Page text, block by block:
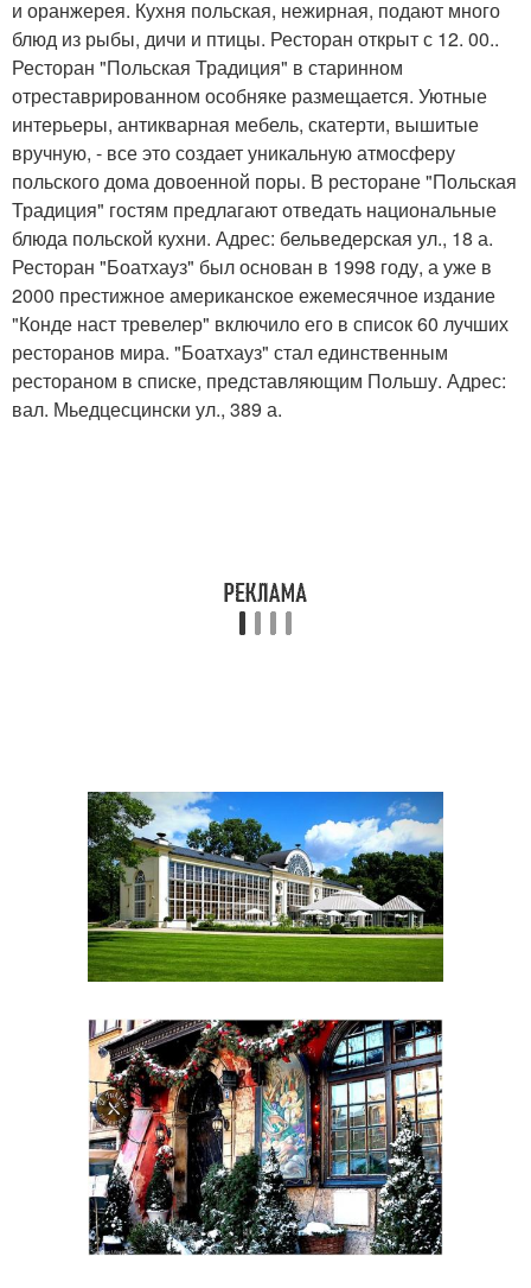
и оранжерея. Кухня польская, нежирная, подают много
блюд из рыбы, дичи и птицы. Ресторан открыт с 12. 00..
Ресторан "Польская Традиция" в старинном
отреставрированном особняке размещается. Уютные
интерьеры, антикварная мебель, скатерти, вышитые
вручную, - все это создает уникальную атмосферу
польского дома довоенной поры. В ресторане "Польская
Традиция" гостям предлагают отведать национальные
блюда польской кухни. Адрес: бельведерская ул., 18 а.
Ресторан "Боатхауз" был основан в 1998 году, а уже в
2000 престижное американское ежемесячное издание
"Конде наст тревелер" включило его в список 60 лучших
ресторанов мира. "Боатхауз" стал единственным
рестораном в списке, представляющим Польшу. Адрес:
вал. Мьедцесцински ул., 389 а.